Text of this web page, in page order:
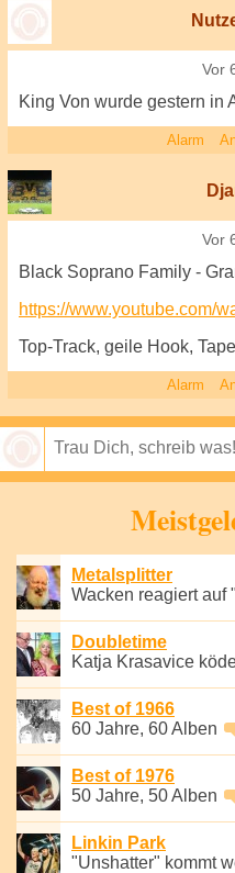
Vor
King Von wurde gestern in
Alarm
Vor
Black Soprano Family -
https://www.youtube.com/
Top-Track, geile Hook,
Alarm
Metalsplitter
Wacken reagiert auf
Doubletime
Katja Krasavice
Best of 1966
60 Jahre, 60 Alben
Best of 1976
50 Jahre, 50 Alben
Linkin Park
"Unshatter" kommt